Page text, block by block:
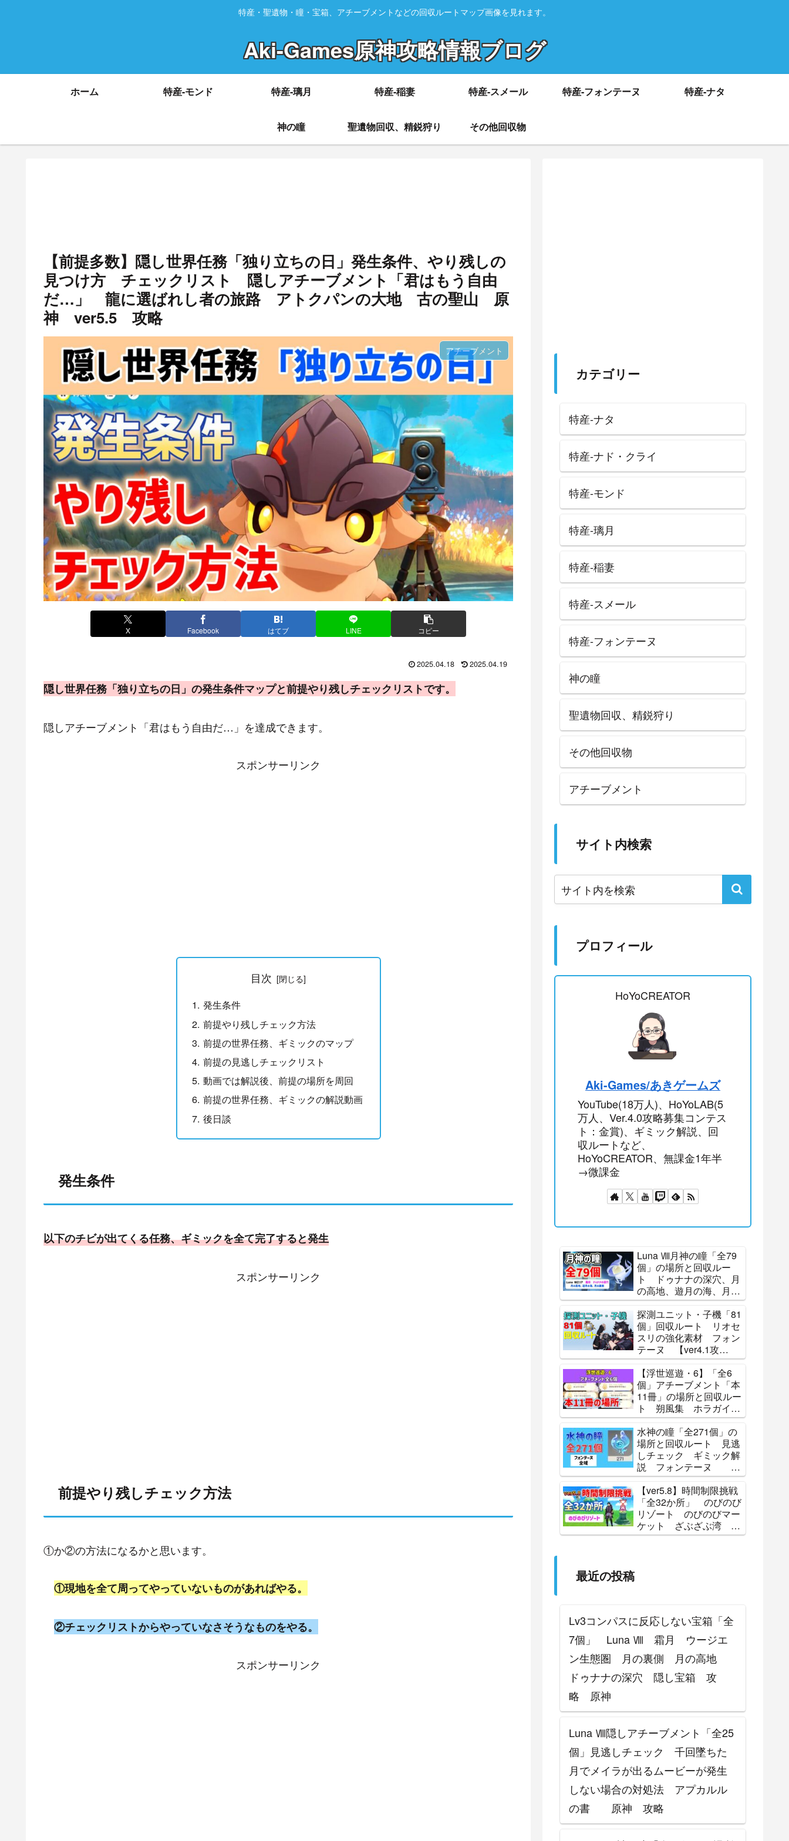
特産・聖遺物・瞳・宝箱、アチーブメントなどの回収ルートマップ画像を見れます。
Aki-Games原神攻略情報ブログ
ホーム 特産-モンド 特産-璃月 特産-稲妻 特産-スメール 特産-フォンテーヌ 特産-ナタ
神の瞳 聖遺物回収、精鋭狩り その他回収物
【前提多数】隠し世界任務「独り立ちの日」発生条件、やり残しの
見つけ方 チェックリスト 隠しアチーブメント「君はもう自由
だ…」 龍に選ばれし者の旅路 アトクパンの大地 古の聖山 原
神 ver5.5 攻略
アチーブメント
X Facebook はてブ LINE コピー
2025.04.18 2025.04.19
隠し世界任務「独り立ちの日」の発生条件マップと前提やり残しチェックリストです。
隠しアチーブメント「君はもう自由だ…」を達成できます。
スポンサーリンク
目次
発生条件
前提やり残しチェック方法
前提の世界任務、ギミックのマップ
前提の見逃しチェックリスト
動画では解説後、前提の場所を周回
前提の世界任務、ギミックの解説動画
後日談
発生条件
以下のチビが出てくる任務、ギミックを全て完了すると発生
スポンサーリンク
前提やり残しチェック方法
①か②の方法になるかと思います。
①現地を全て周ってやっていないものがあればやる。
②チェックリストからやっていなさそうなものをやる。
スポンサーリンク
カテゴリー
特産-ナタ
特産-ナド・クライ
特産-モンド
特産-璃月
特産-稲妻
特産-スメール
特産-フォンテーヌ
神の瞳
聖遺物回収、精鋭狩り
その他回収物
アチーブメント
サイト内検索
プロフィール
HoYoCREATOR
Aki-Games/あきゲームズ
YouTube(18万人)、HoYoLAB(5
万人、Ver.4.0攻略募集コンテス
ト：金賞)、ギミック解説、回
収ルートなど、
HoYoCREATOR、無課金1年半
→微課金
Luna Ⅷ月神の瞳「全79
個」の場所と回収ルー
ト ドゥナナの深穴、月
の高地、遊月の海、月の
裏側 霜月 全回収 ナ
ド・クライ All 79
Lunoculus Locations 攻
略 原神
探測ユニット・子機「81
個」回収ルート リオセ
スリの強化素材 フォン
テーヌ 【ver4.1攻
略】 探索 原神 ALL
81 Subdetection Unit
Locations Genshin
【浮世巡遊・6】「全6
個」アチーブメント「本
11冊」の場所と回収ルー
ト 朔風集 ホラガイの
残響 蒼星フェイ史略
怪盗レッド・ミラーの伝
説 辺境夜話 北の果
て、祈りの歌 Luna
Ⅳ 攻略 原神
水神の瞳「全271個」の
場所と回収ルート 見逃
しチェック ギミック解
説 フォンテーヌ
【攻略】 原神
Genshin
【ver5.8】時間制限挑戦
「全32か所」 のびのび
リゾート のびのびマー
ケット ざぶざぶ湾 ひ
ゅうひゅう丘 パイン
最近の投稿
Lv3コンパスに反応しない宝箱「全
7個」 Luna Ⅷ 霜月 ウージエ
ン生態圏 月の裏側 月の高地
ドゥナナの深穴 隠し宝箱 攻
略 原神
Luna Ⅷ隠しアチーブメント「全25
個」見逃しチェック 千回墜ちた
月でメイラが出るムービーが発生
しない場合の対処法 アプカルル
の書 原神 攻略